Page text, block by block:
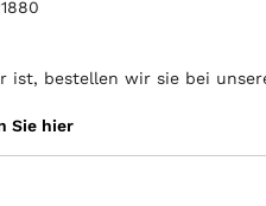
ist, bestellen wir sie bei
Sie hier